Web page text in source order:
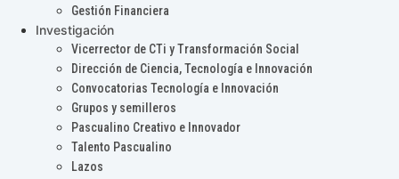
Gestión Financiera
Investigación
Vicerrector de CTi y Transformación Social
Dirección de Ciencia, Tecnología e Innovación
Convocatorias Tecnología e Innovación
Grupos y semilleros
Pascualino Creativo e Innovador
Talento Pascualino
Lazos